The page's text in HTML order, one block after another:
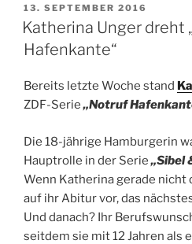
VERÖFFENTLICHT
AM
13. SEPTEMBER 2016
Katherina Unger dreht
Hafenkante“
Bereits letzte Woche stand
ZDF-Serie„Notruf
Die 18-jährige Hamburgerin
Hauptrolle in der Serie„Sibel
Wenn Katherina gerade nicht
auf ihr Abitur vor, das
Und danach? Ihr
seitdem sie mit 12 Jahren als